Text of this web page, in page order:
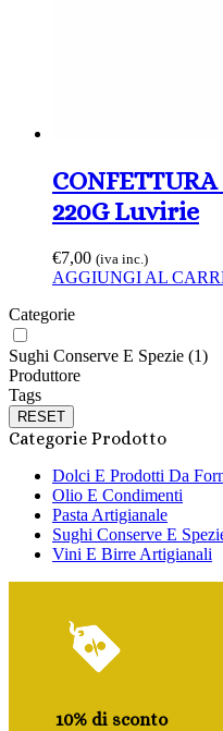
220G Luvirie
€7,00 (iva inc.)
AGGIUNGI AL
Categorie
Sughi Conserve E Spezie (1)
Produttore
Tags
RESET
Categorie Prodotto
Dolci E Prodotti Da
Olio E Condimenti
Pasta Artigianale
Sughi Conserve E
Vini E Birre Artigianali
10% di sconto